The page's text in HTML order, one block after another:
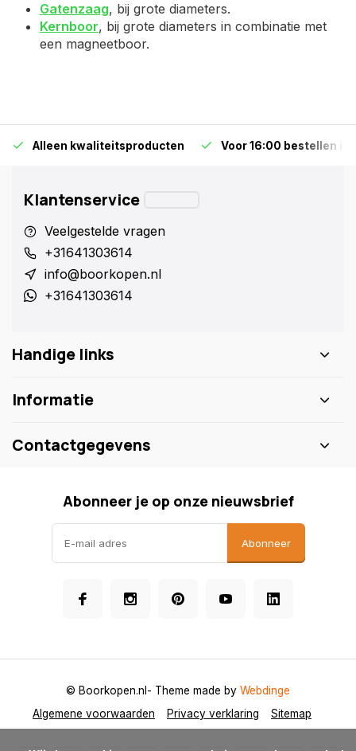
Gatenzaag, bij grote diameters.
Kernboor, bij grote diameters in combinatie met
een magneetboor.
Alleen kwaliteitsproducten Voor 16:00 bestellen is
Klantenservice
Veelgestelde vragen
+31641303614
info@boorkopen.nl
+31641303614
Handige links
Informatie
Contactgegevens
Abonneer je op onze nieuwsbrief
Abonneer
Algemene voorwaarden Privacy verklaring Sitemap
© Boorkopen.nl - Theme made by Webdinge